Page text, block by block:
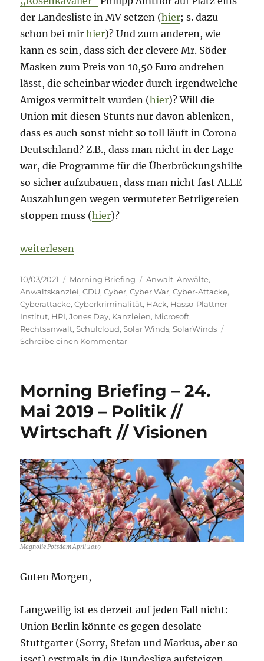
der Landesliste in MV setzen (hier; s. dazu
schon bei mirhier)? Und zum anderen, wie
kann es sein, dass sich der clevere Mr. Söder
Masken zum Preis von 10,50 Euro andrehen
lässt, die scheinbar wieder durch irgendwelche
Amigos vermittelt wurden (hier)? Will die
Union mit diesen Stunts nur davon ablenken,
dass es auch sonst nicht so toll läuft in Corona-
Deutschland? Z.B., dass man nicht in der Lage
war, die Programme für die Überbrückungshilfe
so sicher aufzubauen, dass man nicht fast ALLE
Auszahlungen wegen vermuteter Betrügereien
stoppen muss (hier)?
„Morning Briefing – 10. März 2021 – Cyber-
weiterlesen
Veröffentlicht
am
10/03/2021 Kategorien
Morning Briefing Schlagwörter
Anwalt,Anwälte,
Anwaltskanzlei,CDU,Cyber,Cyber War,Cyber-Attacke,
Cyberattacke,Cyberkriminalität, HAck, Hasso-Plattner-
Institut, HPI,Jones Day, Kanzleien, Microsoft,
Rechtsanwalt,Schulcloud,Solar Winds,SolarWinds
Schreibe einen Kommentarzu
10.
März
2021
–
Cyber-
–
das
hat
uns
gerade
noch
gefehlt…
Morning Briefing – 24.
Mai 2019 – Politik //
Wirtschaft // Visionen
Magnolie Potsdam April 2019
Guten Morgen,
Langweilig ist es derzeit auf jeden Fall nicht:
Union Berlin könnte es gegen desolate
Stuttgarter (Sorry, Stefan und Markus, aber so